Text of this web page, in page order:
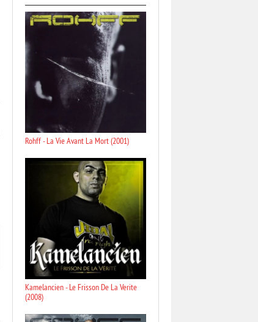
Rohff - La Vie Avant La Mort (2001)
Kamelancien - Le Frisson De La Verite
(2008)